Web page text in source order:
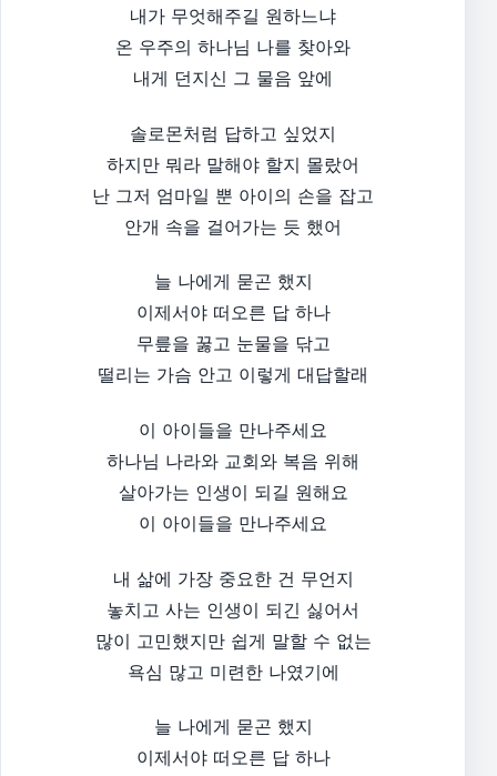
내가 무엇해주길 원하느냐
온 우주의 하나님 나를 찾아와
내게 던지신 그 물음 앞에
솔로몬처럼 답하고 싶었지
하지만 뭐라 말해야 할지 몰랐어
난 그저 엄마일 뿐 아이의 손을 잡고
안개 속을 걸어가는 듯 했어
늘 나에게 묻곤 했지
이제서야 떠오른 답 하나
무릎을 꿇고 눈물을 닦고
떨리는 가슴 안고 이렇게 대답할래
이 아이들을 만나주세요
하나님 나라와 교회와 복음 위해
살아가는 인생이 되길 원해요
이 아이들을 만나주세요
내 삶에 가장 중요한 건 무언지
놓치고 사는 인생이 되긴 싫어서
많이 고민했지만 쉽게 말할 수 없는
욕심 많고 미련한 나였기에
늘 나에게 묻곤 했지
이제서야 떠오른 답 하나